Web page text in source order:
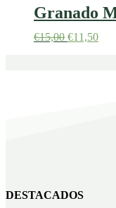
Granado
€15,00 €11,50
DESTACADOS